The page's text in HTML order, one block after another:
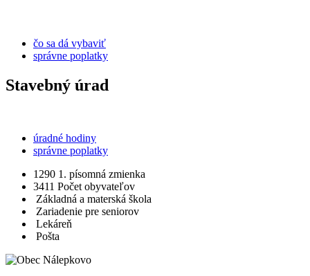
čo sa dá vybaviť
správne poplatky
Stavebný úrad
úradné hodiny
správne poplatky
1290 1. písomná zmienka
3411 Počet obyvateľov
Základná a materská škola
Zariadenie pre seniorov
Lekáreň
Pošta